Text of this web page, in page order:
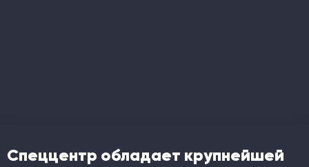
Спеццентр обладает крупнейшей